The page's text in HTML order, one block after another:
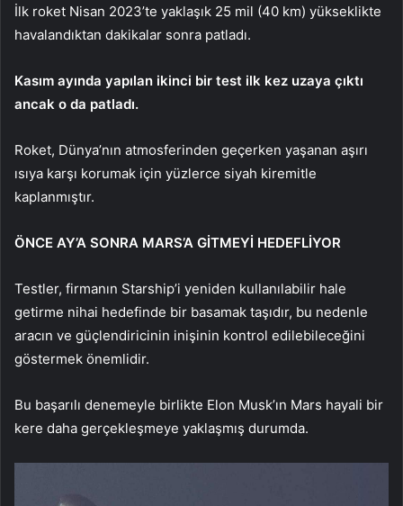
İlk roket Nisan 2023’te yaklaşık 25 mil (40 km) yükseklikte
havalandıktan dakikalar sonra patladı.
Kasım ayında yapılan ikinci bir test ilk kez uzaya çıktı
ancak o da patladı.
Roket, Dünya’nın atmosferinden geçerken yaşanan aşırı
ısıya karşı korumak için yüzlerce siyah kiremitle
kaplanmıştır.
ÖNCE AY’A SONRA MARS’A GİTMEYİ HEDEFLİYOR
Testler, firmanın Starship’i yeniden kullanılabilir hale
getirme nihai hedefinde bir basamak taşıdır, bu nedenle
aracın ve güçlendiricinin inişinin kontrol edilebileceğini
göstermek önemlidir.
Bu başarılı denemeyle birlikte Elon Musk’ın Mars hayali bir
kere daha gerçekleşmeye yaklaşmış durumda.